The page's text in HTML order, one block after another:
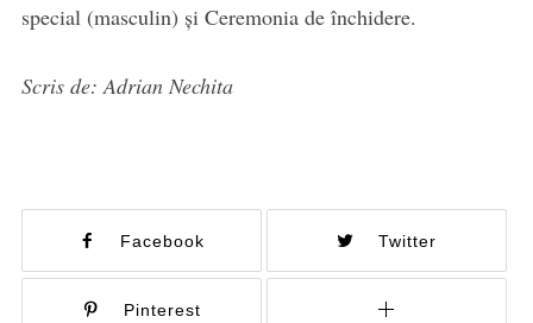
special (masculin) și Ceremonia de închidere.
Scris de: Adrian Nechita
Facebook Twitter
Pinterest